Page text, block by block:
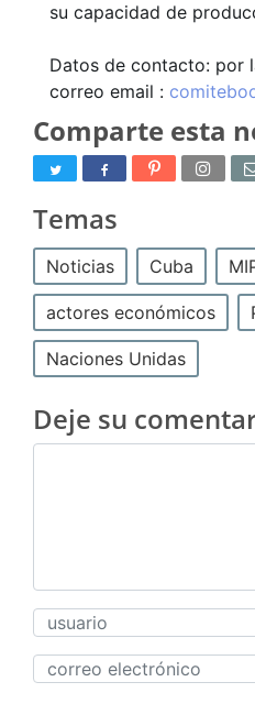
su capacidad de
Datos de contacto: por
correo email :
Comparte esta
Temas
Noticias Cuba
actores económicos
Naciones Unidas
Deje su